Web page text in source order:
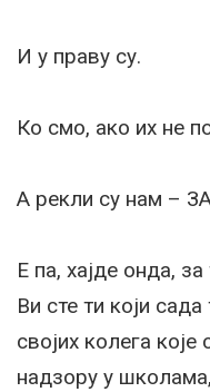
И у праву су.
Ко смо, ако их не
А рекли су нам –
Е па, хајде онда,
Ви сте ти који
својих колега
надзору у